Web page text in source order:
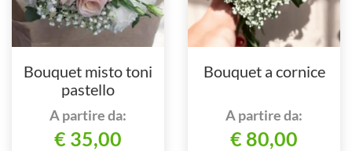
Bouquet misto toni
pastello
A partire da:
€ 35,00
Bouquet a cornice
A partire da:
€ 80,00